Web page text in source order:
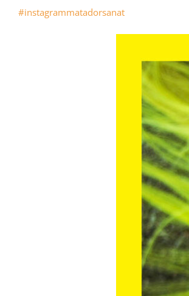
#instagrammatadorsanat